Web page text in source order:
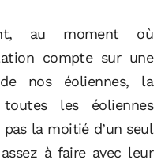
au moment où
compte sur une
nos éoliennes, la
les éoliennes
la moitié d’un seul
à faire avec leur